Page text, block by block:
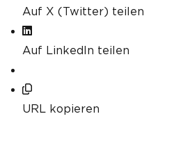
Auf X (Twitter) teilen
Auf LinkedIn teilen
URL kopieren